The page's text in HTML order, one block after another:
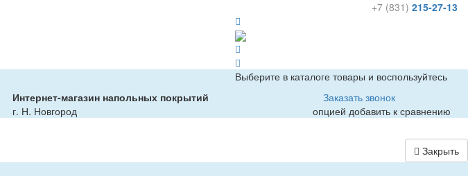
+7 (831) 215-27-13
Интернет-магазин напольных покрытий
г. Н. Новгород
Заказать звонок
Выберите в каталоге товары и воспользуйтесь
опцией добавить к сравнению
Закрыть